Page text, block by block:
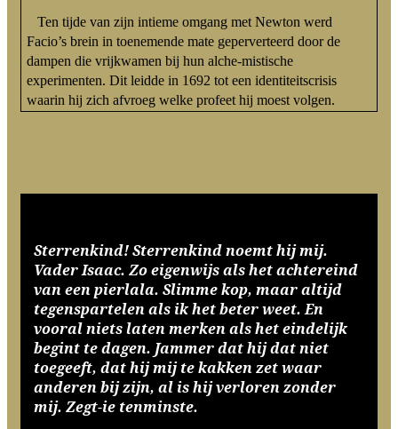
Ten tijde van zijn intieme omgang met Newton werd
Facio’s brein in toenemende mate geperverteerd door de
dampen die vrijkwamen bij hun alche-mistische
experimenten. Dit leidde in 1692 tot een identiteitscrisis
waarin hij zich afvroeg welke profeet hij moest volgen.
Sterrenkind! Sterrenkind noemt hij mij.
Vader Isaac. Zo eigenwijs als het achtereind
van een pierlala. Slimme kop, maar altijd
tegenspartelen als ik het beter weet. En
vooral niets laten merken als het eindelijk
begint te dagen. Jammer dat hij dat niet
toegeeft, dat hij mij te kakken zet waar
anderen bij zijn, al is hij verloren zonder
mij. Zegt-ie tenminste.